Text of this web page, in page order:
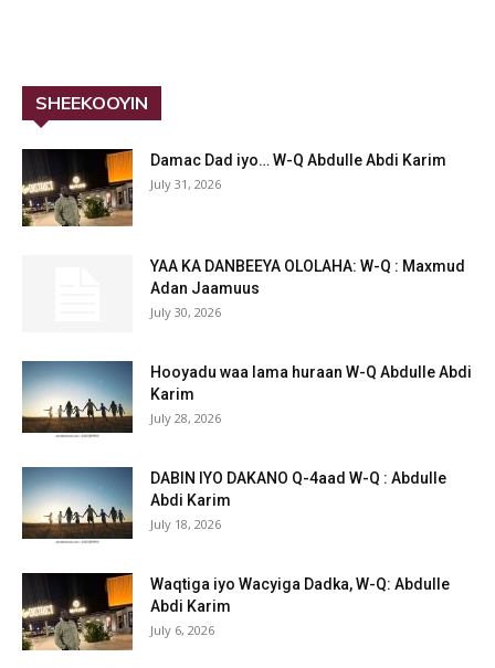
SHEEKOOYIN
Damac Dad iyo… W-Q Abdulle Abdi Karim
July 31, 2026
YAA KA DANBEEYA OLOLAHA: W-Q : Maxmud
Adan Jaamuus
July 30, 2026
Hooyadu waa lama huraan W-Q Abdulle Abdi
Karim
July 28, 2026
DABIN IYO DAKANO Q-4aad W-Q : Abdulle
Abdi Karim
July 18, 2026
Waqtiga iyo Wacyiga Dadka, W-Q: Abdulle
Abdi Karim
July 6, 2026